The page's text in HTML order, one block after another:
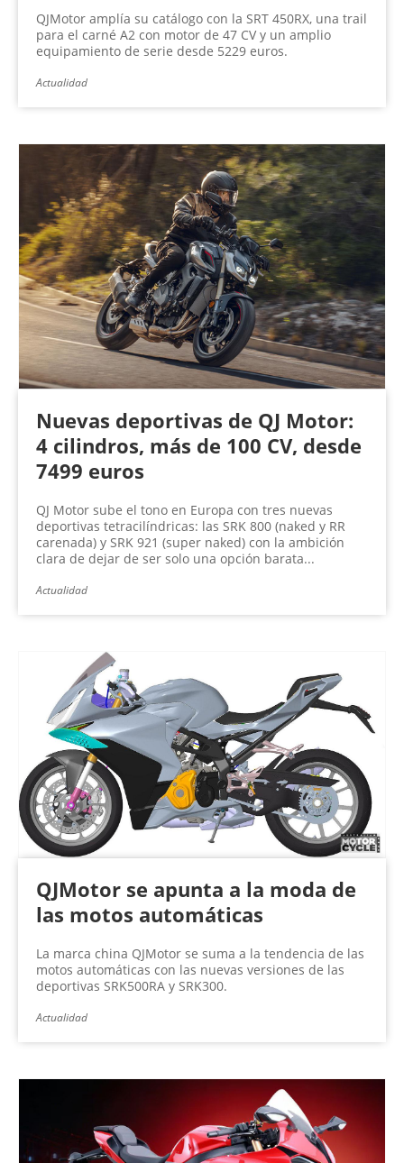
QJMotor amplía su catálogo con la SRT 450RX, una trail
para el carné A2 con motor de 47 CV y un amplio
equipamiento de serie desde 5229 euros.
Actualidad
Nuevas deportivas de QJ Motor:
4 cilindros, más de 100 CV, desde
7499 euros
QJ Motor sube el tono en Europa con tres nuevas
deportivas tetracilíndricas: las SRK 800 (naked y RR
carenada) y SRK 921 (super naked) con la ambición
clara de dejar de ser solo una opción barata...
Actualidad
QJMotor se apunta a la moda de
las motos automáticas
La marca china QJMotor se suma a la tendencia de las
motos automáticas con las nuevas versiones de las
deportivas SRK500RA y SRK300.
Actualidad